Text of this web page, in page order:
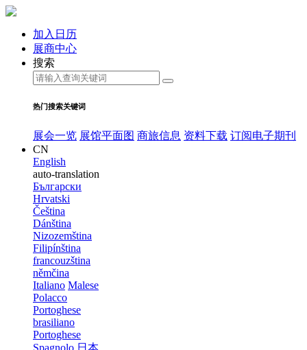
加入日历
展商中心
搜索
热门搜索关键词
展会一览 展馆平面图 商旅信息 资料下载 订阅电子期刊
CN
English
auto-translation
Български
Hrvatski
Čeština
Dánština
Nizozemština
Filipínština
francouzština
němčina
Italiano Malese
Polacco
Portoghese
brasiliano
Portoghese
Spagnolo 日本